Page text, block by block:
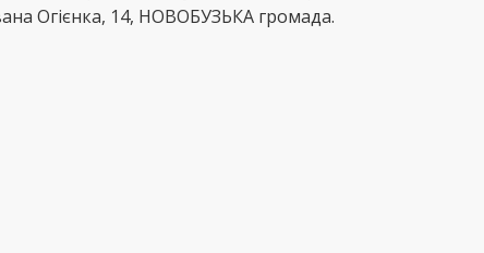
Огієнка, 14, НОВОБУЗЬКА громада.